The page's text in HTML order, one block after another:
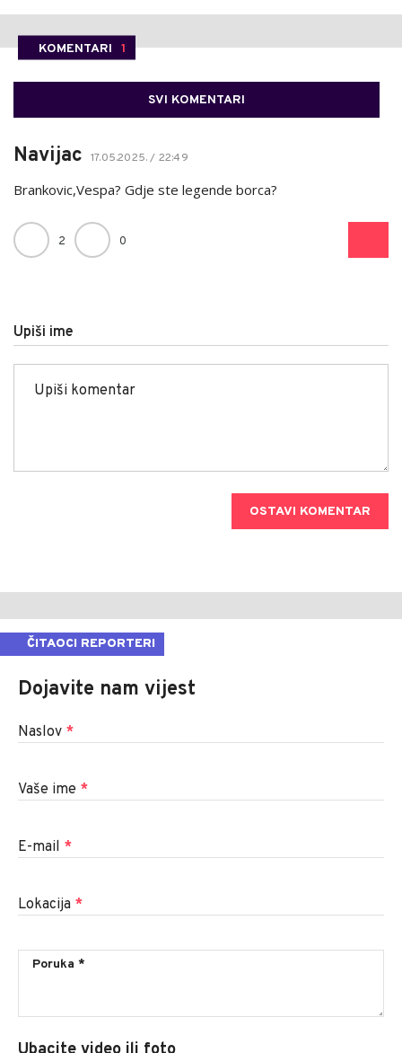
KOMENTARI 1
SVI KOMENTARI
Navijac 17.05.2025. / 22:49
Brankovic,Vespa? Gdje ste legende borca?
2 0
Upiši ime
OSTAVI KOMENTAR
ČITAOCI REPORTERI
Dojavite nam vijest
Naslov *
Vaše ime *
E-mail *
Lokacija *